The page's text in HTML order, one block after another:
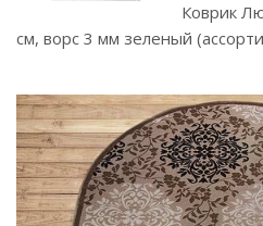
Коврик
см, ворс 3 мм зеленый